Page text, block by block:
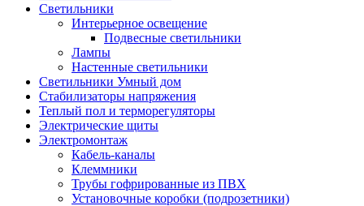
Светильники
Интерьерное освещение
Подвесные светильники
Лампы
Настенные светильники
Светильники Умный дом
Стабилизаторы напряжения
Теплый пол и терморегуляторы
Электрические щиты
Электромонтаж
Кабель-каналы
Клеммники
Трубы гофрированные из ПВХ
Установочные коробки (подрозетники)